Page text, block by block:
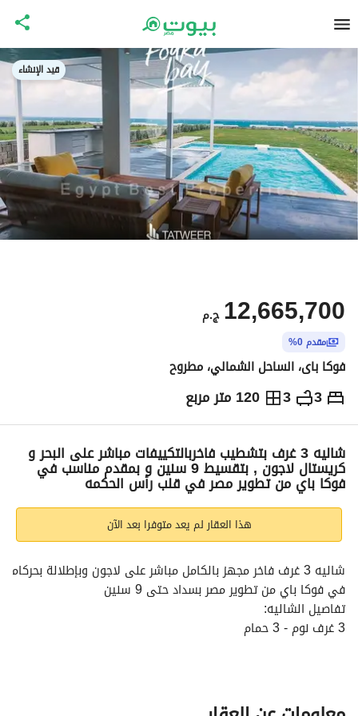
قيد الإنشاء
ج.م 12,665,700
مقدم 0%
فوكا باى، الساحل الشمالي، مطروح
3
3 120 متر مربع ج.م12,665,700
الاماكن القريبة
شاليه 3 غرف بتشطيب فاخربالتكييفات مباشر على البحر و
كريستال لاجون , بتقسيط 9 سنين و بمقدم مناسب في
فوكا باي من تطوير مصر في قلب رأس الحكمه
هذا العقار لم يعد متوفرا بعد الآن
في فوكا باي من تطوير مصر بسداد حتى 9 سنين
تفاصيل الشاليه:
3 غرف نوم - 3 حمام
للحصول على التفاصيل الكاملة أو حجز زيارة مباشرة، تواصل معنا الآن